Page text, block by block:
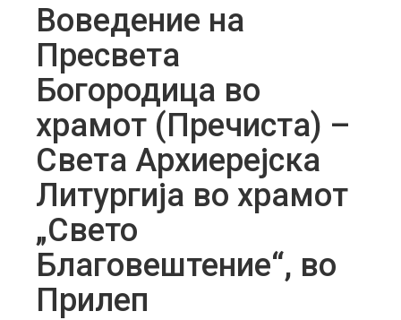
Воведение на
Пресвета
Богородица во
храмот (Пречиста) –
Света Архиерејска
Литургија во храмот
„Свето
Благовештение“, во
Прилеп